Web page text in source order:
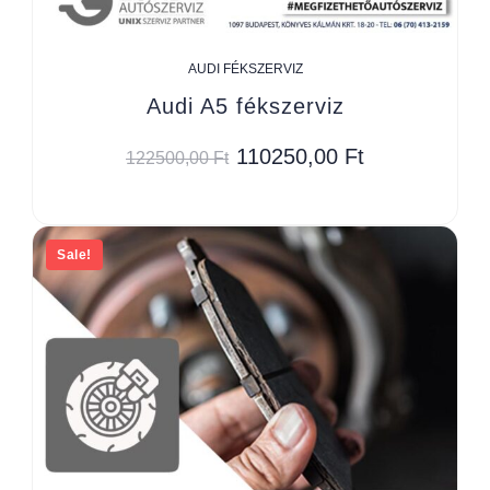
AUDI FÉKSZERVIZ
Audi A5 fékszerviz
122500,00Ft 110250,00 Ft
Sale!